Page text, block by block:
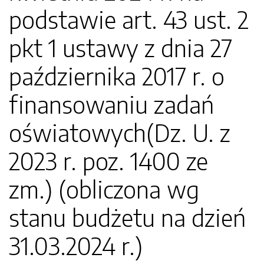
podstawie art. 43 ust. 2
pkt 1 ustawy z dnia 27
października 2017 r. o
finansowaniu zadań
oświatowych(Dz. U. z
2023 r. poz. 1400 ze
zm.) (obliczona wg
stanu budżetu na dzień
31.03.2024 r.)